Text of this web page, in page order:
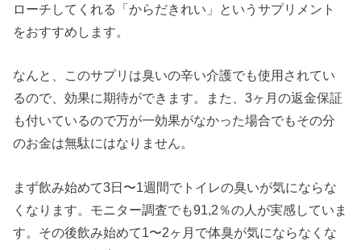
ローチしてくれる「からだきれい」というサプリメント
をおすすめします。
なんと、このサプリは臭いの辛い介護でも使用されてい
るので、効果に期待ができます。また、3ヶ月の返金保証
も付いているので万が一効果がなかった場合でもその分
のお金は無駄にはなりません。
まず飲み始めて3日〜1週間でトイレの臭いが気にならな
くなります。モニター調査でも91,2％の人が実感していま
す。その後飲み始めて1〜2ヶ月で体臭が気にならなくな